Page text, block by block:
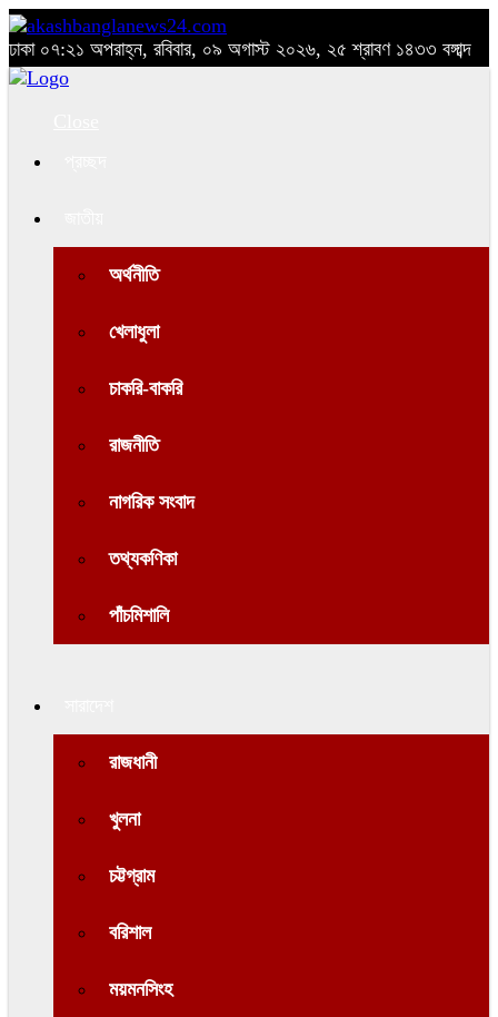
ঢাকা ০৭:২১ অপরাহ্ন, রবিবার, ০৯ অগাস্ট ২০২৬, ২৫ শ্রাবণ ১৪৩৩ বঙ্গাব্দ
অর্থনীতি
খেলাধুলা
চাকরি-বাকরি
রাজনীতি
নাগরিক সংবাদ
তথ্যকণিকা
পাঁচমিশালি
রাজধানী
খুলনা
চট্টগ্রাম
বরিশাল
ময়মনসিংহ